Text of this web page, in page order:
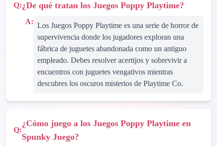
Q:¿De qué tratan los Juegos Poppy Playtime?
A: Los Juegos Poppy Playtime es una serie de horror de
supervivencia donde los jugadores exploran una
fábrica de juguetes abandonada como un antiguo
empleado. Debes resolver acertijos y sobrevivir a
encuentros con juguetes vengativos mientras
descubres los oscuros misterios de Playtime Co.
Q:
¿Cómo juego a los Juegos Poppy Playtime en
Spunky Juego?